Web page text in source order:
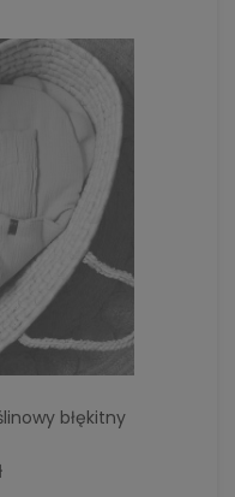
błękitny